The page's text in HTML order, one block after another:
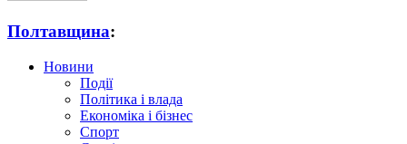
Полтавщина:
Новини
Події
Політика і влада
Економіка і бізнес
Спорт